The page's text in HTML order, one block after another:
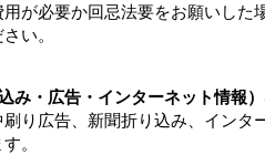
が必要か回忌法要をお願いした
い。
み・広告・インターネット情報
り広告、新聞折り込み、インタ
。